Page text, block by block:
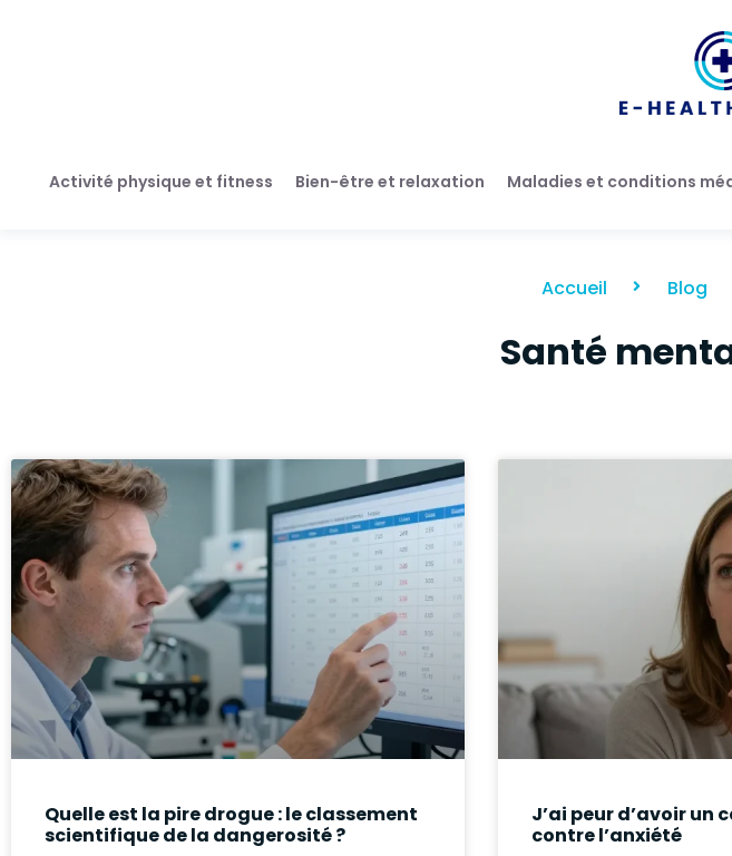
Activité physique et fitness Bien-être et relaxation Maladies et conditions
Accueil Blog
Santé
Quelle est la pire drogue : le classement
scientifique de la dangerosité ?
J’ai peur d’avoir un
contre l’anxiété